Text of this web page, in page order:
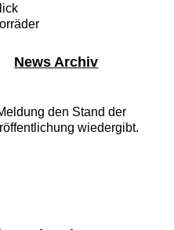
News Archiv
den Stand der
wiedergibt.